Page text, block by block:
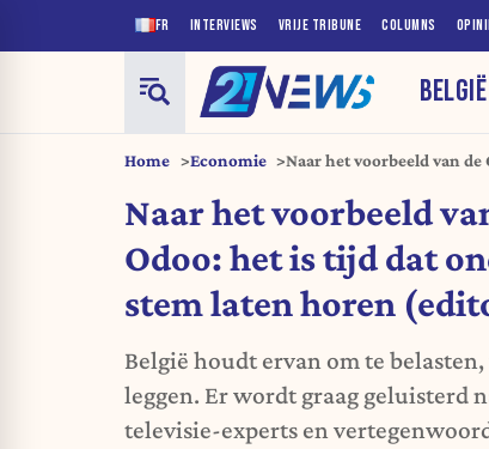
FR INTERVIEWS VRIJE TRIBUNE COLUMNS
BELGIË
Home Economie
Naar het voorbeeld van de
Naar het voorbeeld
Odoo: het is tijd dat
stem laten horen
België houdt ervan om te
leggen. Er wordt graag geluisterd
televisie-experts en